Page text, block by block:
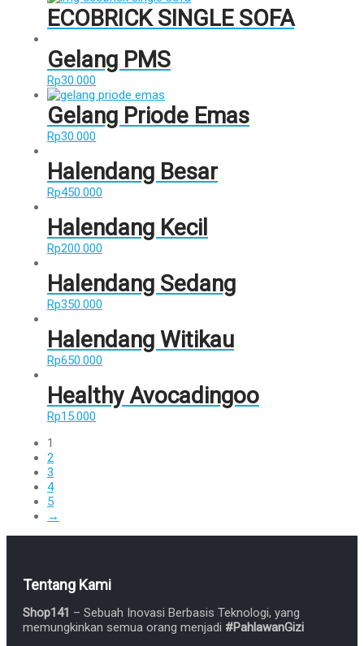
ECOBRICK SINGLE SOFA
Gelang PMS
Rp30.000
Gelang Priode Emas
Rp30.000
Halendang Besar
Rp450.000
Halendang Kecil
Rp200.000
Halendang Sedang
Rp350.000
Halendang Witikau
Rp650.000
Healthy Avocadingoo
Rp15.000
1
2
3
4
5
→
Tentang Kami
Shop141 – Sebuah Inovasi Berbasis Teknologi, yang
memungkinkan semua orang menjadi #PahlawanGizi